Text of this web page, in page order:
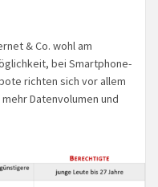
& Co. wohl am
bei Smartphone-
richten sich vor allem
Datenvolumen und